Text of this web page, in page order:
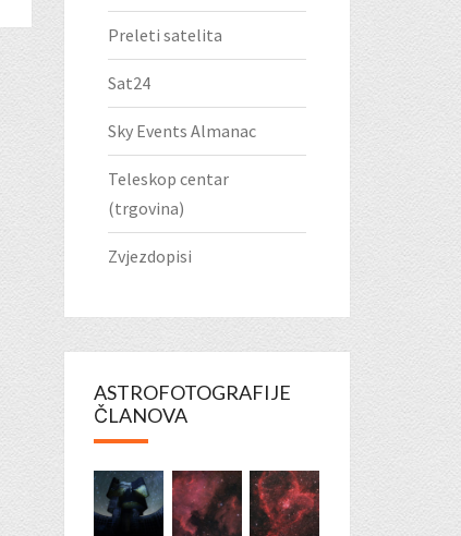
Preleti satelita
Sat24
Sky Events Almanac
Teleskop centar
(trgovina)
Zvjezdopisi
ASTROFOTOGRAFIJE
ČLANOVA